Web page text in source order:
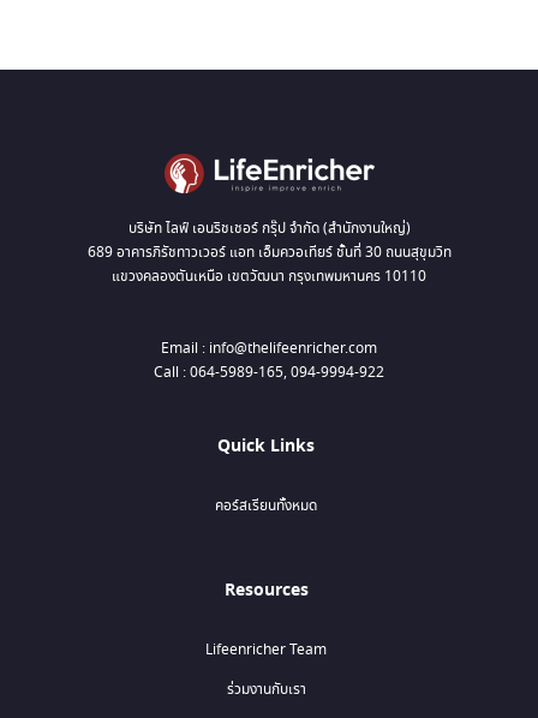
บริษัท ไลฟ์ เอนริชเชอร์ กรุ๊ป จำกัด (สำนักงานใหญ่)
689 อาคารภิรัชทาวเวอร์ แอท เอ็มควอเทียร์ ชั้นที่ 30 ถนนสุขุมวิท
แขวงคลองตันเหนือ เขตวัฒนา กรุงเทพมหานคร 10110
Email : info@thelifeenricher.com
Call : 064-5989-165, 094-9994-922
Quick Links
คอร์สเรียนทั้งหมด
Resources
Lifeenricher Team
ร่วมงานกับเรา